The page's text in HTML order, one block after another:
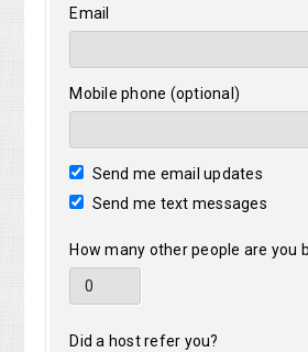
Email
Mobile phone (optional)
Send me email updates
Send me text messages
How many other people are you
Did a host refer you?